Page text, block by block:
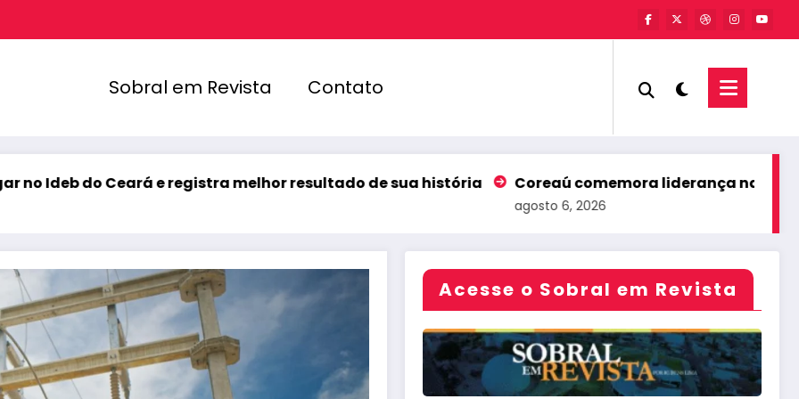
Sobral em Revista Contato
e registra melhor resultado de sua história Coreaú comemora liderança nacional no Ideb
Acesse o Sobral em Revista